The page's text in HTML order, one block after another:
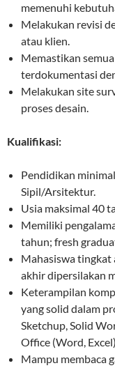
memenuhi
Melakukan revisi
atau klien.
Memastikan
terdokumentasi
Melakukan site
proses desain.
Kualifikasi:
Pendidikan
Sipil/Arsitektur.
Usia maksimal 40
Memiliki
tahun; fresh
Mahasiswa tingkat
akhir dipersilakan
Keterampilan
yang solid dalam
Sketchup, Solid
Office (Word,
Mampu membaca